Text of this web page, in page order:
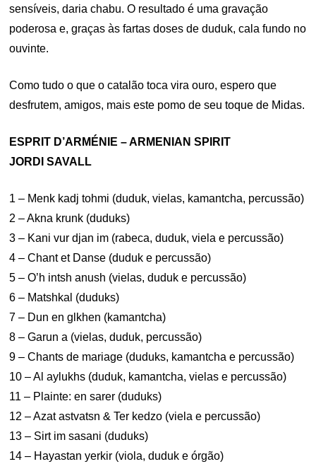
sensíveis, daria chabu. O resultado é uma gravação
poderosa e, graças às fartas doses de duduk, cala fundo no
ouvinte.
Como tudo o que o catalão toca vira ouro, espero que
desfrutem, amigos, mais este pomo de seu toque de Midas.
ESPRIT D’ARMÉNIE – ARMENIAN SPIRIT
JORDI SAVALL
1 – Menk kadj tohmi (duduk, vielas, kamantcha, percussão)
2 – Akna krunk (duduks)
3 – Kani vur djan im (rabeca, duduk, viela e percussão)
4 – Chant et Danse (duduk e percussão)
5 – O’h intsh anush (vielas, duduk e percussão)
6 – Matshkal (duduks)
7 – Dun en glkhen (kamantcha)
8 – Garun a (vielas, duduk, percussão)
9 – Chants de mariage (duduks, kamantcha e percussão)
10 – Al aylukhs (duduk, kamantcha, vielas e percussão)
11 – Plainte: en sarer (duduks)
12 – Azat astvatsn & Ter kedzo (viela e percussão)
13 – Sirt im sasani (duduks)
14 – Hayastan yerkir (viola, duduk e órgão)